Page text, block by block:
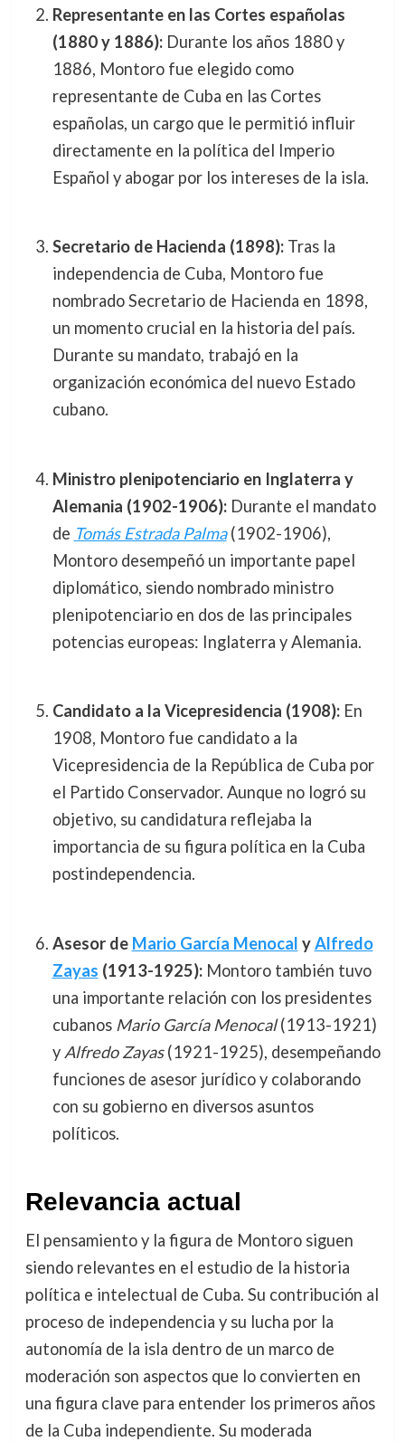
Representante en las Cortes españolas
(1880 y 1886):Durante los años 1880 y
1886, Montoro fue elegido como
representante de Cuba en las Cortes
españolas, un cargo que le permitió influir
directamente en la política del Imperio
Español y abogar por los intereses de la isla.
Secretario de Hacienda (1898):Tras la
independencia de Cuba, Montoro fue
nombrado Secretario de Hacienda en 1898,
un momento crucial en la historia del país.
Durante su mandato, trabajó en la
organización económica del nuevo Estado
cubano.
Ministro plenipotenciario en Inglaterra y
Alemania (1902-1906):Durante el mandato
de Tomás Estrada Palma(1902-1906),
Montoro desempeñó un importante papel
diplomático, siendo nombrado ministro
plenipotenciario en dos de las principales
potencias europeas: Inglaterra y Alemania.
Candidato a la Vicepresidencia (1908):En
1908, Montoro fue candidato a la
Vicepresidencia de la República de Cuba por
el Partido Conservador. Aunque no logró su
objetivo, su candidatura reflejaba la
importancia de su figura política en la Cuba
postindependencia.
Asesor de Mario García Menocal yAlfredo
Zayas (1913-1925):Montoro también tuvo
una importante relación con los presidentes
cubanos Mario García Menocal(1913-1921)
y Alfredo Zayas(1921-1925), desempeñando
funciones de asesor jurídico y colaborando
con su gobierno en diversos asuntos
políticos.
Relevancia actual
El pensamiento y la figura de Montoro siguen
siendo relevantes en el estudio de la historia
política e intelectual de Cuba. Su contribución al
proceso de independencia y su lucha por la
autonomía de la isla dentro de un marco de
moderación son aspectos que lo convierten en
una figura clave para entender los primeros años
de la Cuba independiente. Su moderada